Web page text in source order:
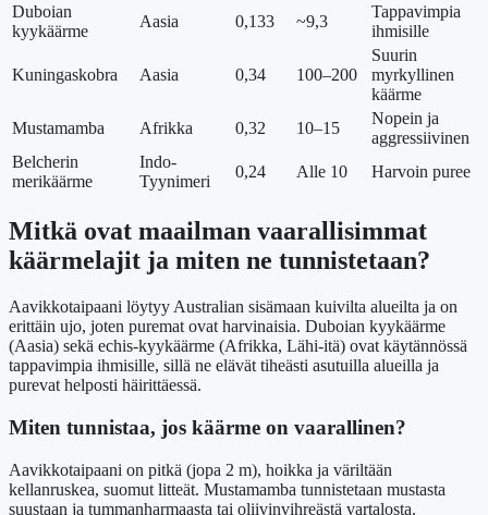
Duboian
kyykäärme
Aasia 0,133 ~9,3
Tappavimpia
ihmisille
Kuningaskobra Aasia 0,34 100–200
Suurin
myrkyllinen
käärme
Mustamamba
Afrikka 0,32 10–15
Nopein ja
aggressiivinen
Belcherin
merikäärme
Indo-
Tyynimeri
0,24 Alle 10 Harvoin puree
Mitkä ovat maailman vaarallisimmat
käärmelajit ja miten ne tunnistetaan?
Aavikkotaipaani löytyy Australian sisämaan kuivilta alueilta ja on
erittäin ujo, joten puremat ovat harvinaisia. Duboian kyykäärme
(Aasia) sekä echis-kyykäärme (Afrikka, Lähi-itä) ovat käytännössä
tappavimpia ihmisille, sillä ne elävät tiheästi asutuilla alueilla ja
purevat helposti häirittäessä.
Miten tunnistaa, jos käärme on vaarallinen?
Aavikkotaipaani on pitkä (jopa 2 m), hoikka ja väriltään
kellanruskea, suomut litteät. Mustamamba tunnistetaan mustasta
suustaan ja tummanharmaasta tai oliivinvihreästä vartalosta.